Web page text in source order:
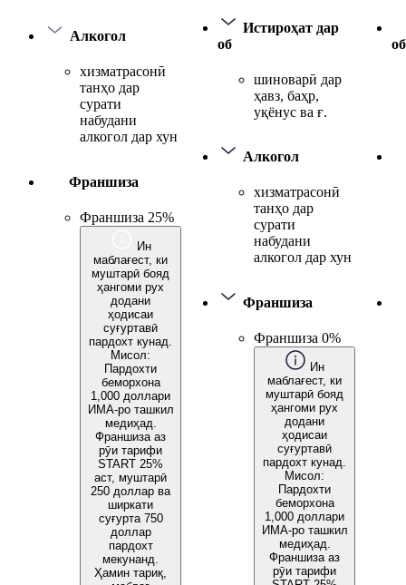
Алкогол
хизматрасонӣ
танҳо дар
сурати
набудани
алкогол дар хун
Франшиза
Франшиза 25%
Ин
маблағест, ки
муштарӣ бояд
ҳангоми рух
додани
ҳодисаи
суғуртавӣ
пардохт кунад.
Мисол:
Пардохти
беморхона
1,000 доллари
ИМА-ро ташкил
медиҳад.
Франшиза аз
рӯи тарифи
START 25%
аст, муштарӣ
250 доллар ва
ширкати
суғурта 750
доллар
пардохт
мекунанд.
Ҳамин тариқ,
Истироҳат дар
об
шиноварӣ дар
ҳавз, баҳр,
уқёнус ва ғ.
Алкогол
хизматрасонӣ
танҳо дар
сурати
набудани
алкогол дар хун
Франшиза
Франшиза 0%
Ин
маблағест, ки
муштарӣ бояд
ҳангоми рух
додани
ҳодисаи
суғуртавӣ
пардохт кунад.
Мисол:
Пардохти
беморхона
1,000 доллари
ИМА-ро ташкил
медиҳад.
Франшиза аз
рӯи тарифи
об